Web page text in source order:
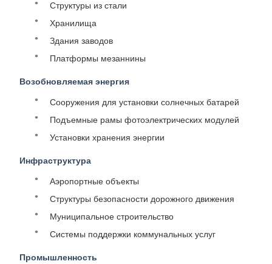
Структуры из стали
Хранилища
Здания заводов
Платформы мезаннины
Возобновляемая энергия
Сооружения для установки солнечных батарей
Подъемные рамы фотоэлектрических модулей
Установки хранения энергии
Инфраструктура
Аэропортные объекты
Структуры безопасности дорожного движения
Муниципальное строительство
Системы поддержки коммунальных услуг
Промышленность